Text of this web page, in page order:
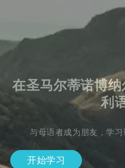
在圣马尔蒂诺博
利
与母语者成为朋友，学
开始学习